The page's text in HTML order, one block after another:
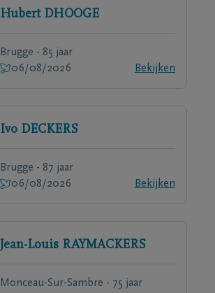
Hubert DHOOGE
Brugge - 85 jaar
06/08/2026
Bekijken
Ivo DECKERS
Brugge - 87 jaar
06/08/2026
Bekijken
Jean-Louis RAYMACKERS
Monceau-Sur-Sambre - 75 jaar